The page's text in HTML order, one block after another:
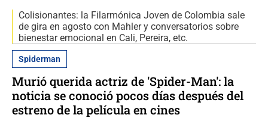
Colisionantes: la Filarmónica Joven de Colombia sale
de gira en agosto con Mahler y conversatorios sobre
bienestar emocional en Cali, Pereira, etc.
Spiderman
Murió querida actriz de 'Spider-Man': la
noticia se conoció pocos días después del
estreno de la película en cines